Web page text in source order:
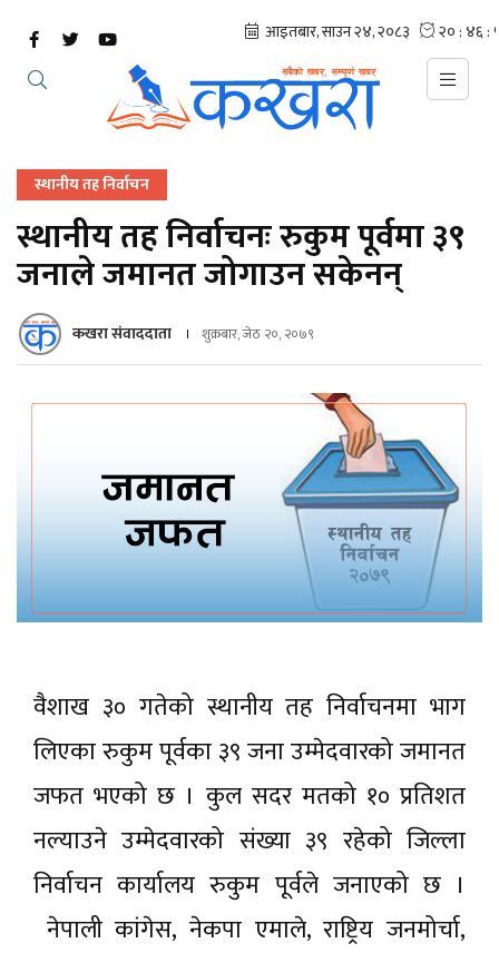
स्थानीय तह निर्वाचन
स्थानीय तह निर्वाचनः रुकुम पूर्वमा ३९
जनाले जमानत जोगाउन सकेनन्
कखरा संवाददाता शुक्रबार, जेठ २०, २०७९
वैशाख ३० गतेको स्थानीय तह निर्वाचनमा भाग
लिएका रुकुम पूर्वका ३९ जना उम्मेदवारको जमानत
जफत भएको छ । कुल सदर मतको १० प्रतिशत
नल्याउने उम्मेदवारको संख्या ३९ रहेको जिल्ला
निर्वाचन कार्यालय रुकुम पूर्वले जनाएको छ ।
नेपाली कांगेस, नेकपा एमाले, राष्ट्रिय जनमोर्चा,